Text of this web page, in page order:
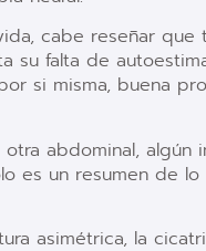
cabe reseñar que
su falta de
si misma, buena
abdominal, algún
es un resumen de
asimétrica, la